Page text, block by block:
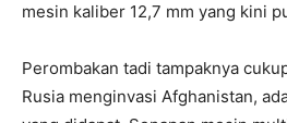
mesin kaliber 12,7 mm yang kini
Perombakan tadi tampaknya
Rusia menginvasi Afghanistan,